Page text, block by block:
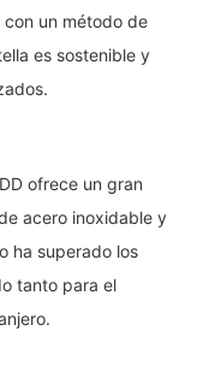
un método de
es sostenible y
ofrece un gran
acero inoxidable y
ha superado los
tanto para el